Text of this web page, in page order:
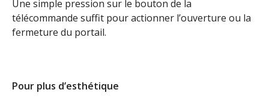
Une simple pression sur le bouton de la
télécommande suffit pour actionner l’ouverture ou la
fermeture du portail.
Pour plus d’esthétique